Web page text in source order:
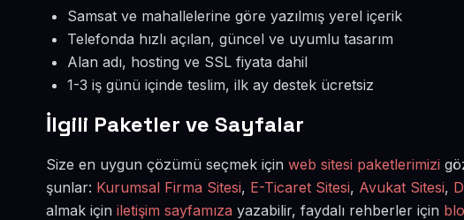
Samsat ve mahallelerine göre yazılmış yerel içerik
Telefonda hızlı açılan, güncel ve uyumlu tasarım
Alan adı, hosting ve SSL fiyata dahil
1-3 iş günü içinde teslim, ilk ay destek ücretsiz
İlgili Paketler ve Sayfalar
Size en uygun çözümü seçmek için web sitesi paketlerimizi
şunlar: Kurumsal Firma Sitesi, E-Ticaret Sitesi, Avukat Sitesi,
almak için iletişim sayfamıza yazabilir, faydalı rehberler için